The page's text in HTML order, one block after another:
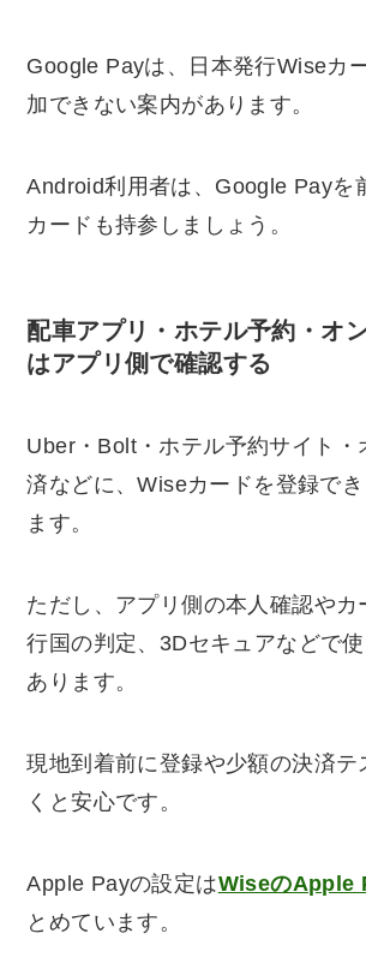
Google Payは、日本発行Wiseカ
加できない案内があります。
Android利用者は、Google Payを
カードも持参しましょう。
配車アプリ・ホテル予約・オ
はアプリ側で確認する
Uber・Bolt・ホテル予約サイト・
済などに、Wiseカードを登録で
ます。
ただし、アプリ側の本人確認やカ
行国の判定、3Dセキュアなどで
あります。
現地到着前に登録や少額の決済テ
くと安心です。
Apple Payの設定はWiseのApple
とめています。